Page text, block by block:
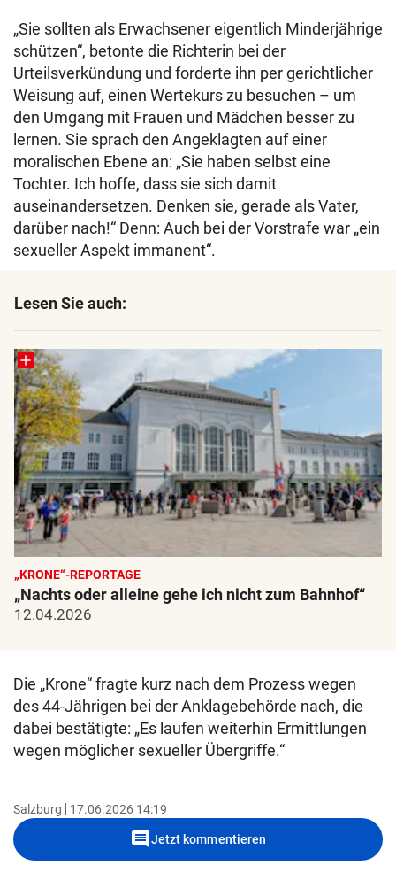
„Sie sollten als Erwachsener eigentlich Minderjährige
schützen“, betonte die Richterin bei der
Urteilsverkündung und forderte ihn per gerichtlicher
Weisung auf, einen Wertekurs zu besuchen – um
den Umgang mit Frauen und Mädchen besser zu
lernen. Sie sprach den Angeklagten auf einer
moralischen Ebene an: „Sie haben selbst eine
Tochter. Ich hoffe, dass sie sich damit
auseinandersetzen. Denken sie, gerade als Vater,
darüber nach!“ Denn: Auch bei der Vorstrafe war „ein
sexueller Aspekt immanent“.
Lesen Sie auch:
„KRONE“-REPORTAGE
„Nachts oder alleine gehe ich nicht zum Bahnhof“
12.04.2026
Die „Krone“ fragte kurz nach dem Prozess wegen
des 44-Jährigen bei der Anklagebehörde nach, die
dabei bestätigte: „Es laufen weiterhin Ermittlungen
wegen möglicher sexueller Übergriffe.“
Salzburg 17.06.2026 14:19
commentJetzt kommentieren